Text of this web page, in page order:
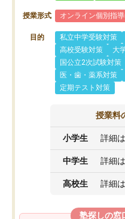
授業形式 オンライン個別指
目的 私立中学受験対策
高校受験対策
大
国公立2次試験対策
医・歯・薬系対策
定期テスト対策
授業料
小学生 詳細
中学生 詳細
高校生 詳細
塾探しの窓